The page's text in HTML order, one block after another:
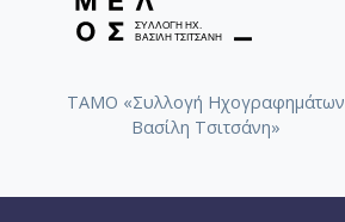
ΤΑΜΟ «Συλλογή Ηχογραφημάτων
Βασίλη Τσιτσάνη»